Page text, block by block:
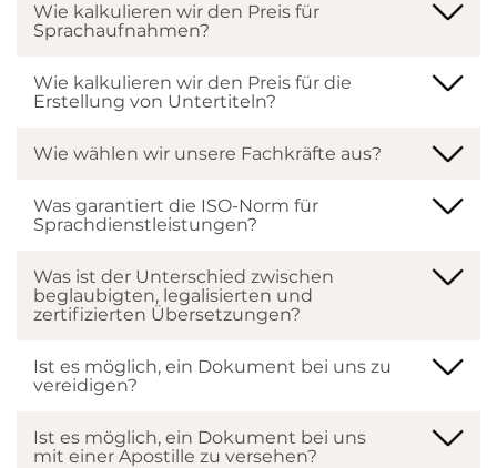
Mehrsprachige Websites
Mehrsprachiges Verlagswesen
Presseservice
Internationale Recherchen
Veranstaltungsplanung
Praktikum
Formular für Übersetzer
Probeübersetzungen
Wie kalkulieren wir den Preis für
Sprachaufnahmen?
Wie kalkulieren wir den Preis für die
Erstellung von Untertiteln?
Wie wählen wir unsere Fachkräfte aus?
Was garantiert die ISO-Norm für
Sprachdienstleistungen?
Was ist der Unterschied zwischen
beglaubigten, legalisierten und
zertifizierten Übersetzungen?
Ist es möglich, ein Dokument bei uns zu
vereidigen?
Ist es möglich, ein Dokument bei uns
mit einer Apostille zu versehen?